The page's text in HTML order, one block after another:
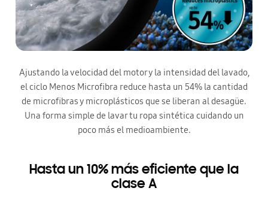
Ajustando la velocidad del motor y la intensidad del lavado,
el ciclo Menos Microfibra reduce hasta un 54% la cantidad
de microfibras y microplásticos que se liberan al desagüe.
Una forma simple de lavar tu ropa sintética cuidando un
poco más el medioambiente.
Hasta un 10% más eficiente que la
clase A